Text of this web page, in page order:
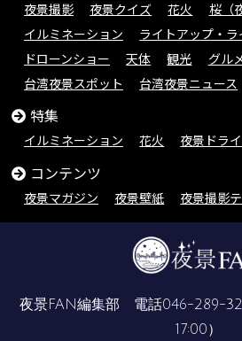
夜景撮影
夜景クイズ 花火
桜（
イルミネーション
ライトアップ・ラ
ドローンショー
天体 観光 グル
台湾夜景スポット
台湾夜景ニュース
特集
イルミネーション 花火 夜景ドラ
コンテンツ
夜景マガジン 夜景壁紙 夜景撮影
夜景FAN編集部 電話046-289-
17:00）